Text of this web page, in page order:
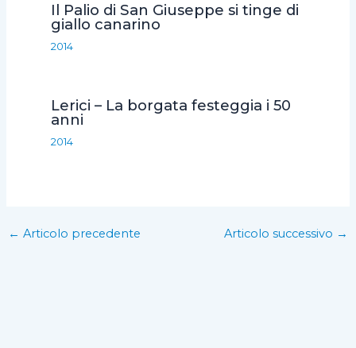
Il Palio di San Giuseppe si tinge di
giallo canarino
2014
Lerici – La borgata festeggia i 50
anni
2014
← Articolo precedente Articolo successivo →